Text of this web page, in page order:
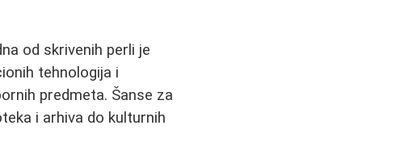
od skrivenih perli je
tehnologija i
predmeta. Šanse za
i arhiva do kulturnih